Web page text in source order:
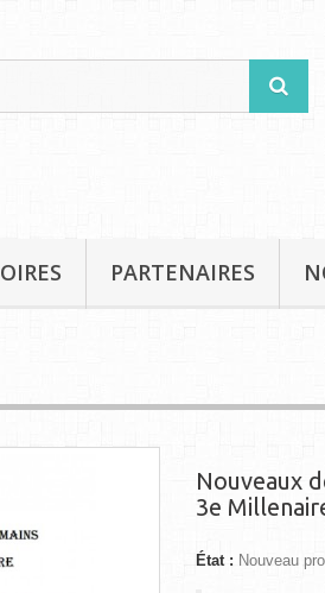
PARTENAIRES
Nouveaux
3e
État : Nouveau